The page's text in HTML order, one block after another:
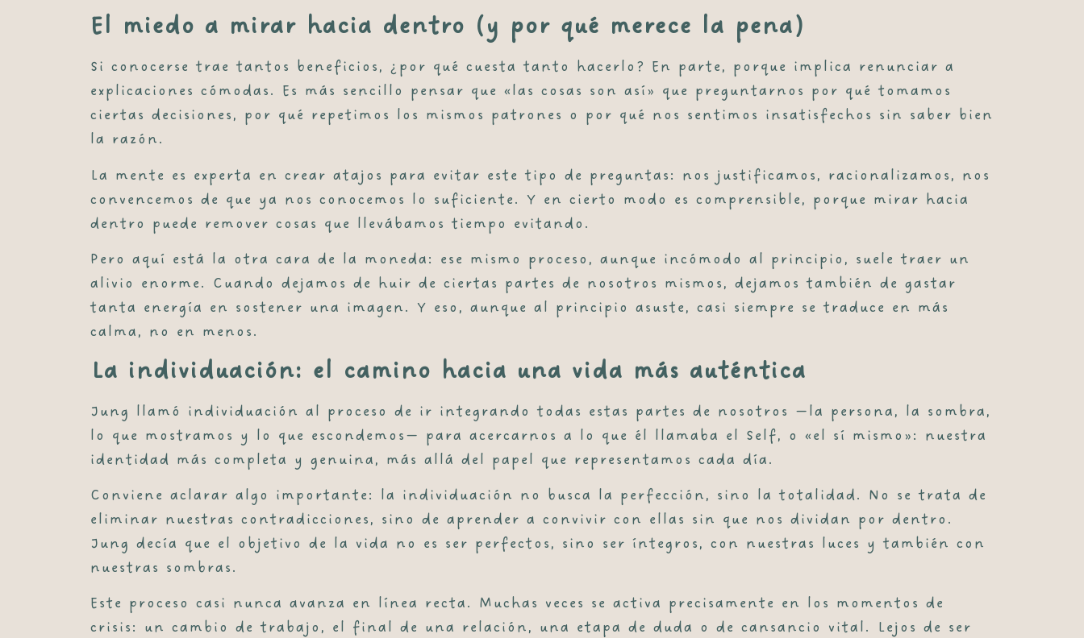
El miedo a mirar hacia dentro (y por qué merece la pena)
Si conocerse trae tantos beneficios, ¿por qué cuesta tanto hacerlo? En parte, porque implica renunciar a
explicaciones cómodas. Es más sencillo pensar que «las cosas son así» que preguntarnos por qué tomamos
ciertas decisiones, por qué repetimos los mismos patrones o por qué nos sentimos insatisfechos sin saber bien
la razón.
La mente es experta en crear atajos para evitar este tipo de preguntas: nos justificamos, racionalizamos, nos
convencemos de que ya nos conocemos lo suficiente. Y en cierto modo es comprensible, porque mirar hacia
dentro puede remover cosas que llevábamos tiempo evitando.
Pero aquí está la otra cara de la moneda: ese mismo proceso, aunque incómodo al principio, suele traer un
alivio enorme. Cuando dejamos de huir de ciertas partes de nosotros mismos, dejamos también de gastar
tanta energía en sostener una imagen. Y eso, aunque al principio asuste, casi siempre se traduce en más
calma, no en menos.
La individuación: el camino hacia una vida más auténtica
Jung llamó individuación al proceso de ir integrando todas estas partes de nosotros —la persona, la sombra,
lo que mostramos y lo que escondemos— para acercarnos a lo que él llamaba el Self, o «el sí mismo»: nuestra
identidad más completa y genuina, más allá del papel que representamos cada día.
Conviene aclarar algo importante: la individuación no busca la perfección, sino la totalidad. No se trata de
eliminar nuestras contradicciones, sino de aprender a convivir con ellas sin que nos dividan por dentro.
Jung decía que el objetivo de la vida no es ser perfectos, sino ser íntegros, con nuestras luces y también con
nuestras sombras.
Este proceso casi nunca avanza en línea recta. Muchas veces se activa precisamente en los momentos de
crisis: un cambio de trabajo, el final de una relación, una etapa de duda o de cansancio vital. Lejos de ser